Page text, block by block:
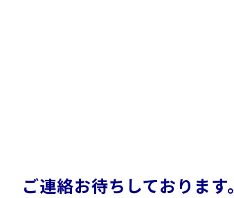
ご連絡お待ちしております。